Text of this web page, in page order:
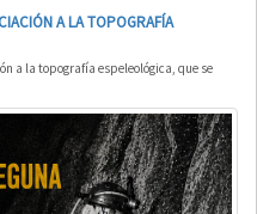
A LA TOPOGRAFÍA
a la topografía espeleológica, que se